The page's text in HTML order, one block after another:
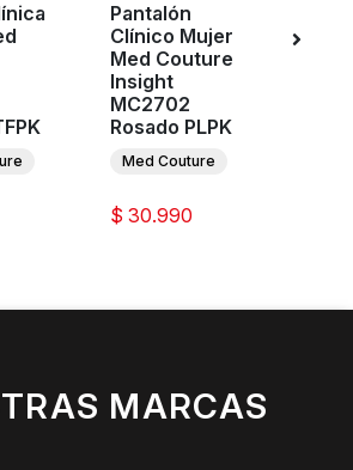
Pantalón
Clínico Mujer
Med Couture
Insight
MC2702
Rosado PLPK
Med Couture
$ 30.990
MARCAS